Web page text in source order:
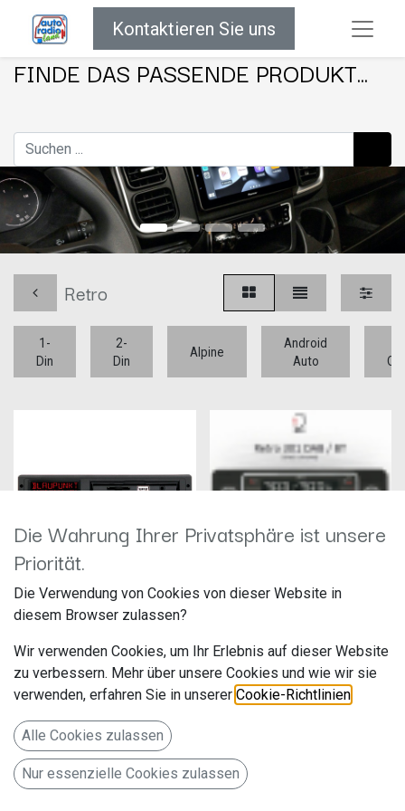
Kontaktieren Sie uns
FINDE DAS PASSENDE PRODUKT...
Retro
1-
Din
2-
Din
Alpine
Android
Auto
Blaupunkt Bremen SQR 46DAB
SQR46DAB
Evo-Sales GmbH, Hastenbecker
Weg 33, 31785 Hameln,
ticket@bpautomotive.de
A Legend returns! Das neu
aufgelegte Kult-Autoradio
„Bremen SQR 46“ mit vielen
neuen Features!
449,00€
Artikelnummer:
RETRO301DAB-BT
Audiotechnick Dietz Vertriebs-
GmbH
Maybachstraße 10
1-DIN Dietz Retro Radio DAB+,
BT, MP3, USB, RDS, schwarz-
chrom
219,00
Die Wahrung Ihrer Privatsphäre ist unsere
Priorität.
Die Verwendung von Cookies von dieser Website in
diesem Browser zulassen?
Wir verwenden Cookies, um Ihr Erlebnis auf dieser Website
zu verbessern. Mehr über unsere Cookies und wie wir sie
verwenden, erfahren Sie in unserer Cookie-Richtlinien
Alle Cookies zulassen
Nur essenzielle Cookies zulassen